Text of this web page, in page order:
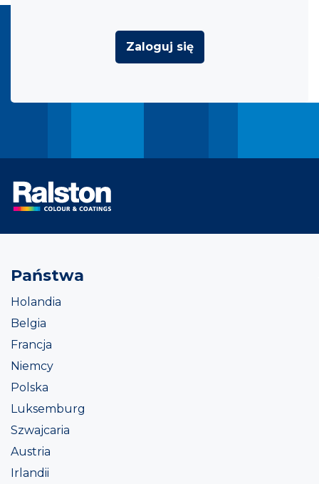
Zaloguj się
Państwa
Holandia
Belgia
Francja
Niemcy
Polska
Luksemburg
Szwajcaria
Austria
Irlandii